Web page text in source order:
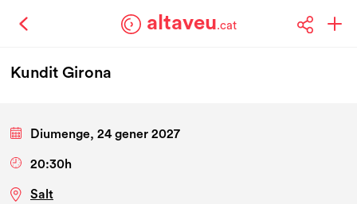
altaveu.cat
Kundit Girona
Diumenge, 24 gener 2027
20:30h
Salt